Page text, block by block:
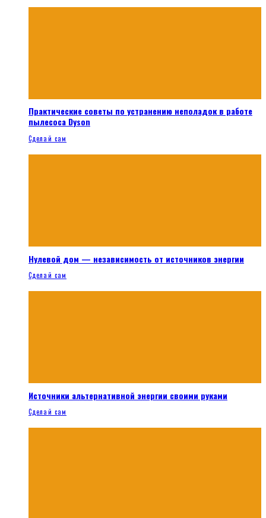
Практические советы по устранению неполадок в работе
пылесоса Dyson
Сделай сам
Нулевой дом — независимость от источников энергии
Сделай сам
Источники альтернативной энергии своими руками
Сделай сам